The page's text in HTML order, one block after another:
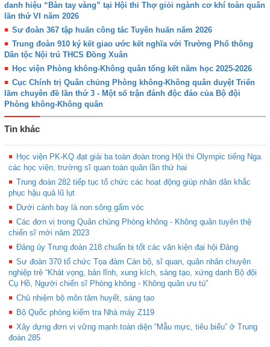
danh hiệu “Bàn tay vàng” tại Hội thi Thợ giỏi ngành cơ khí toàn quân
lần thứ VI năm 2026
Sư đoàn 367 tập huấn công tác Tuyên huấn năm 2026
Trung đoàn 910 ký kết giao ước kết nghĩa với Trường Phổ thông
Dân tộc Nội trú THCS Đồng Xuân
Học viện Phòng không-Không quân tổng kết năm học 2025-2026
Cục Chính trị Quân chủng Phòng không-Không quân duyệt Triển
lãm chuyên đề lần thứ 3 - Một số trận đánh độc đáo của Bộ đội
Phòng không-Không quân
Tin khác
Học viện PK-KQ đạt giải ba toàn đoàn trong Hội thi Olympic tiếng Nga
các học viện, trường sĩ quan toàn quân lần thứ hai
Trung đoàn 282 tiếp tục tổ chức các hoạt động giúp nhân dân khắc
phục hậu quả lũ lụt
Dưới cánh bay là non sông gấm vóc
Các đơn vị trong Quân chủng Phòng không - Không quân tuyên thệ
chiến sĩ mới năm 2023
Đảng ủy Trung đoàn 218 chuẩn bị tốt các văn kiện đại hội Đảng
Sư đoàn 370 tổ chức Tọa đàm Cán bộ, sĩ quan, quân nhân chuyên
nghiệp trẻ “Khát vọng, bản lĩnh, xung kích, sáng tạo, xứng danh Bộ đội
Cụ Hồ, Người chiến sĩ Phòng không - Không quân ưu tú”
Chủ nhiệm bộ môn tâm huyết, sáng tạo
Bộ Quốc phòng kiểm tra Nhà máy Z119
Xây dựng đơn vị vững mạnh toàn diện “Mẫu mực, tiêu biểu” ở Trung
đoàn 285